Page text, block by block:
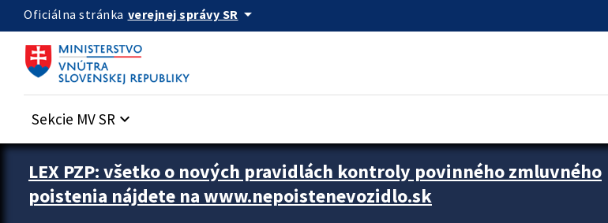
Preskocit na hlavný obsah
Oficiálna stránka verejnej správy SR arrow_drop_down
Sekcie MV SR keyboard_arrow_down
Zastavit automatický posun upútavok
LEX PZP: všetko o nových pravidlách kontroly povinného zmluvného
poistenia nájdete na www.nepoistenevozidlo.sk